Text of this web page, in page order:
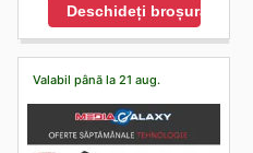
Deschideți broșura
Valabil până la 21 aug.